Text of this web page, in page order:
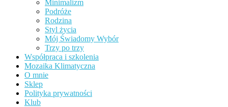
Minimalizm
Podróże
Rodzina
Styl życia
Mój Świadomy Wybór
Trzy po trzy
Współpraca i szkolenia
Mozaika Klimatyczna
O mnie
Sklep
Polityka prywatności
Klub